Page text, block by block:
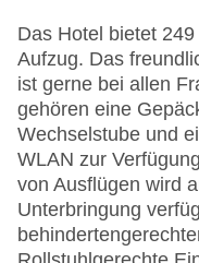
Das Hotel bietet
Aufzug. Das
ist gerne bei allen
gehören eine
Wechselstube und
WLAN zur
von Ausflügen wird
Unterbringung